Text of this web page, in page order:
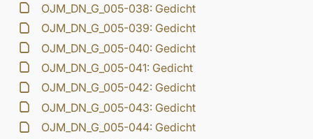
OJM_DN_G_005-038: Gedicht
OJM_DN_G_005-039: Gedicht
OJM_DN_G_005-040: Gedicht
OJM_DN_G_005-041: Gedicht
OJM_DN_G_005-042: Gedicht
OJM_DN_G_005-043: Gedicht
OJM_DN_G_005-044: Gedicht